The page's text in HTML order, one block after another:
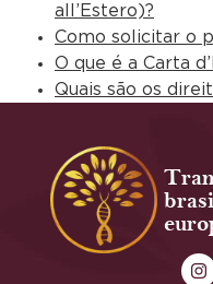
all’Estero)?
Como solicitar o
O que é a Carta
Quais são os